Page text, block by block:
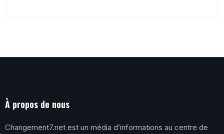
À propos de nous
Changement7.net est un média d’informations au centre de